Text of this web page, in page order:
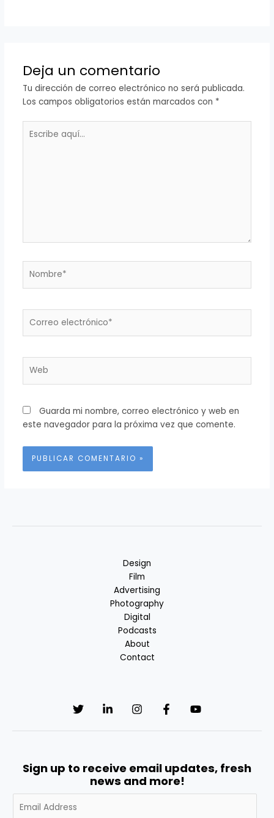
Deja un comentario
Tu dirección de correo electrónico no será publicada.
Los campos obligatorios están marcados con *
aquí...
electrónico*
Guarda mi nombre, correo electrónico y web en
este navegador para la próxima vez que comente.
Design
Film
Advertising
Photography
Digital
Podcasts
About
Contact
Sign up to receive email updates, fresh
news and more!